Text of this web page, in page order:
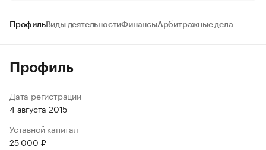
ПрофильВиды деятельностиФинансыАрбитражные дела
Профиль
Дата регистрации
4 августа 2015
Уставной капитал
25 000 ₽